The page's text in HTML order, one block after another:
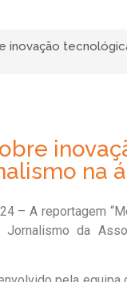
inovação
na
– A reportagem
da